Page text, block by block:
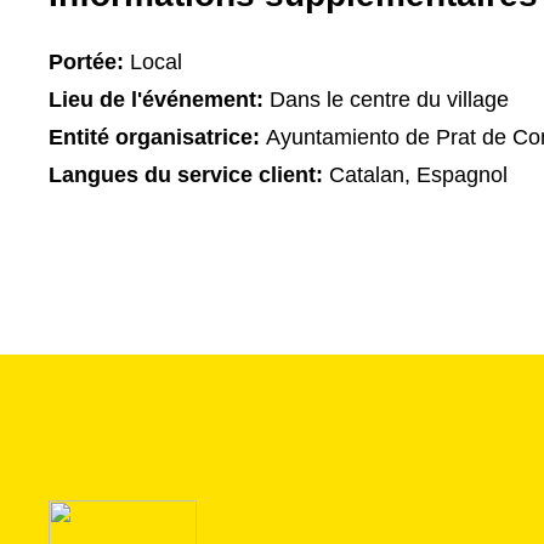
Portée: Local
Lieu de l'événement: Dans le centre du village
Entité organisatrice: Ayuntamiento de Prat de
Langues du service client: Catalan, Espagnol